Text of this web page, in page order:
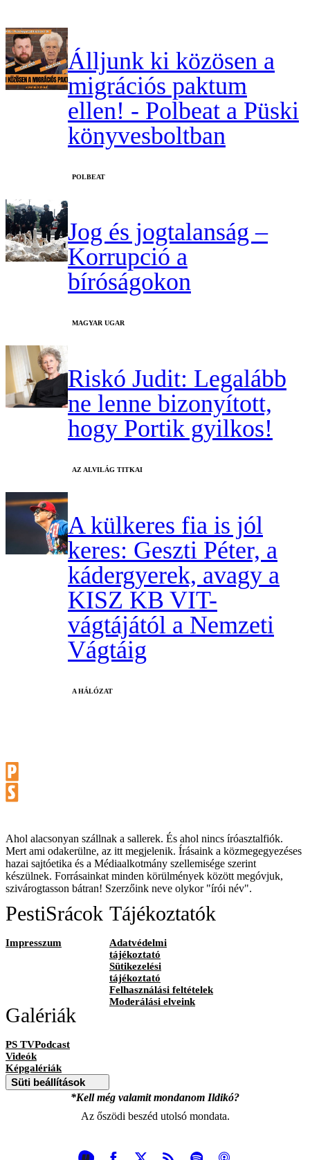
Álljunk ki közösen a
migrációs paktum
ellen! - Polbeat a Püski
könyvesboltban
‎POLBEAT
Jog és jogtalanság –
Korrupció a
bíróságokon
MAGYAR UGAR
Riskó Judit: Legalább
ne lenne bizonyított,
hogy Portik gyilkos!
AZ ALVILÁG TITKAI
A külkeres fia is jól
keres: Geszti Péter, a
kádergyerek, avagy a
KISZ KB VIT-
vágtájától a Nemzeti
Vágtáig
A HÁLÓZAT
Ahol alacsonyan szállnak a sallerek. És ahol nincs íróasztalfiók.
Mert ami odakerülne, az itt megjelenik. Írásaink a közmegegyezéses
hazai sajtóetika és a Médiaalkotmány szellemisége szerint
készülnek. Forrásainkat minden körülmények között megóvjuk,
szivárogtasson bátran! Szerzőink neve olykor "írói név".
PestiSrácok
Impresszum
Tájékoztatók
Adatvédelmi
tájékoztató
Sütikezelési
tájékoztató
Felhasználási feltételek
Moderálási elveink
Galériák
PS TVPodcast
Videók
Képgalériák
Süti beállítások
*Kell még valamit mondanom Ildikó?
Az őszödi beszéd utolsó mondata.